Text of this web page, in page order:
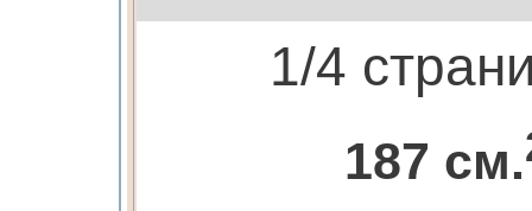
1/4
187 см.